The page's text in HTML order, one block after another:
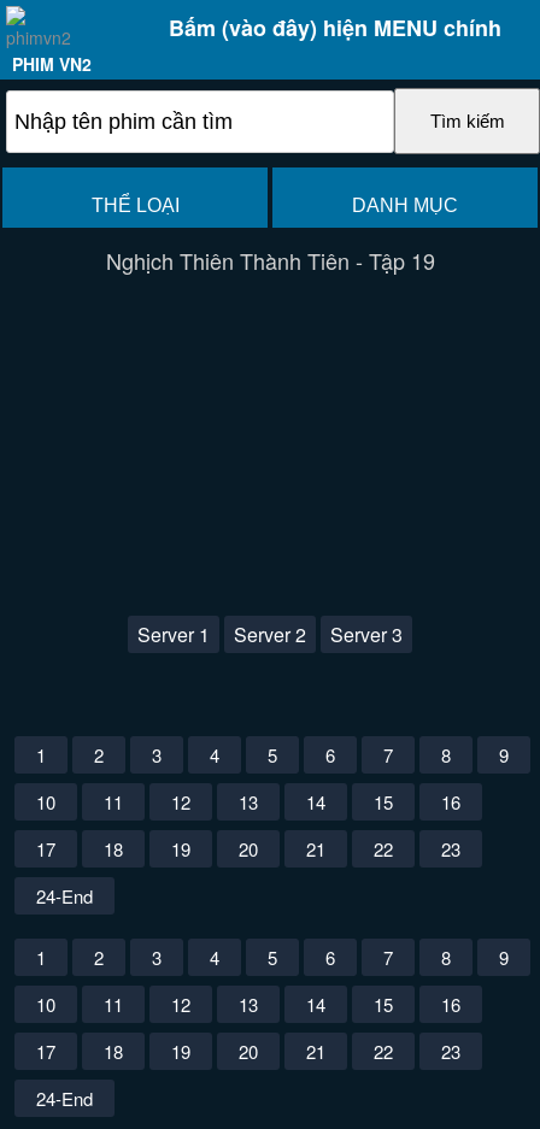
Bấm (vào đây) hiện MENU chính
PHIM VN2
THỂ LOẠI DANH MỤC
Nghịch Thiên Thành Tiên - Tập 19
Server 1 Server 2 Server 3
1 2 3 4 5 6 7 8
9
10
11 12 13 14 15
16
17
18 19 20 21 22
23
24-End
1 2 3 4 5 6 7 8
9
10
11 12 13 14 15
16
17
18 19 20 21 22
23
24-End